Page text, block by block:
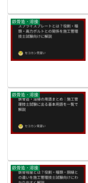
鉄骨造・溶接
鉄骨造・溶接
鉄骨造・溶接